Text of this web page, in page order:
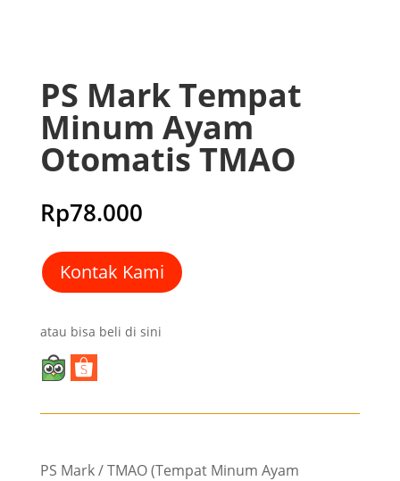
PS Mark Tempat
Minum Ayam
Otomatis TMAO
Rp78.000
Kontak Kami
atau bisa beli di sini
PS Mark / TMAO (Tempat Minum Ayam